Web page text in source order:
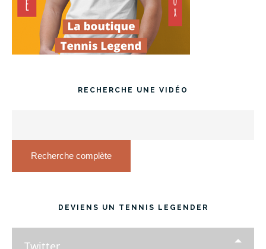
RECHERCHE UNE VIDÉO
Recherche complète
DEVIENS UN TENNIS LEGENDER
Twitter